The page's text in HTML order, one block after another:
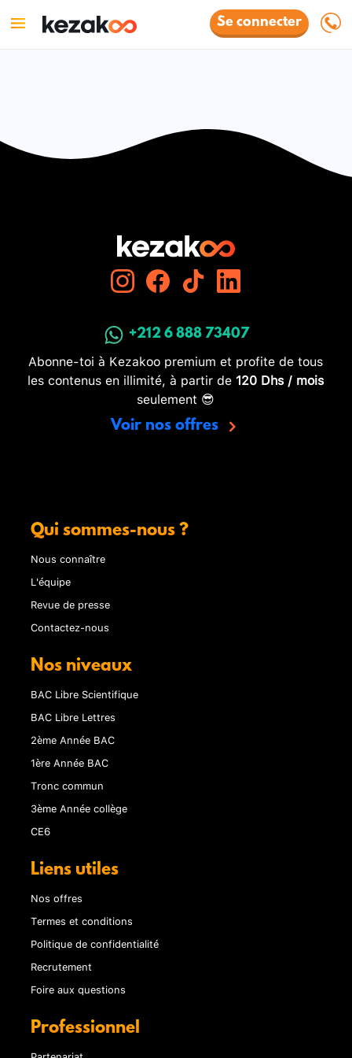
Se connecter
+212 6 888 73407
Abonne-toi à Kezakoo premium et profite de tous
les contenus en illimité, à partir de 120 Dhs / mois
seulement 😎
Voir nos offres
Qui sommes-nous ?
Nous connaître
L'équipe
Revue de presse
Contactez-nous
Nos niveaux
BAC Libre Scientifique
BAC Libre Lettres
2ème Année BAC
1ère Année BAC
Tronc commun
3ème Année collège
CE6
Liens utiles
Nos offres
Termes et conditions
Politique de confidentialité
Recrutement
Foire aux questions
Professionnel